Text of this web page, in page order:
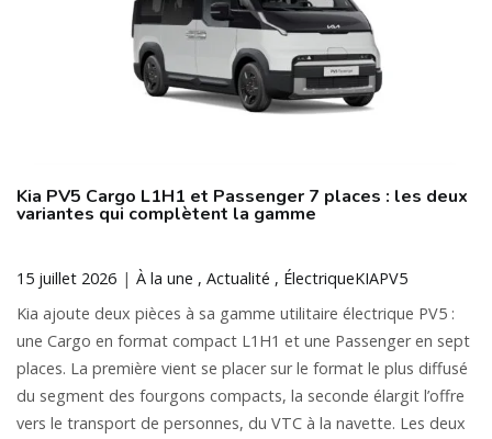
Kia PV5 Cargo L1H1 et Passenger 7 places : les deux
variantes qui complètent la gamme
15 juillet 2026 À la une Actualité ÉlectriqueKIAPV5
Kia ajoute deux pièces à sa gamme utilitaire électrique PV5 :
une Cargo en format compact L1H1 et une Passenger en sept
places. La première vient se placer sur le format le plus diffusé
du segment des fourgons compacts, la seconde élargit l’offre
vers le transport de personnes, du VTC à la navette. Les deux